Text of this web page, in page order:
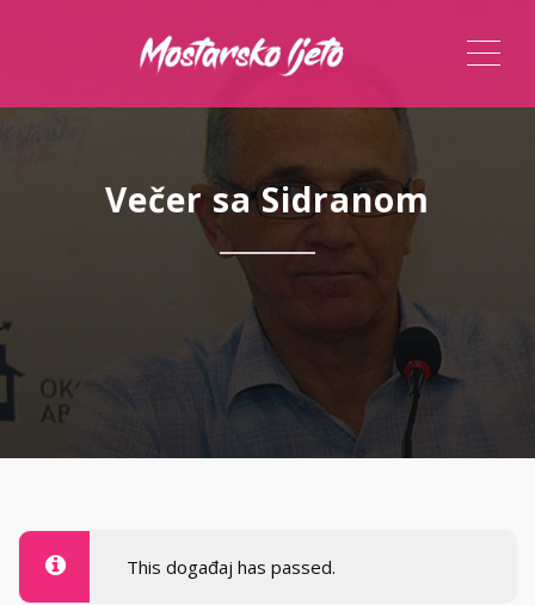
Večer sa Sidranom
This događaj has passed.